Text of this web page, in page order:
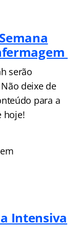
serão
deixe de
para a
hoje!
Intensiva